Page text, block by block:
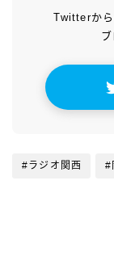
Twitterから
#ラジオ関西 #